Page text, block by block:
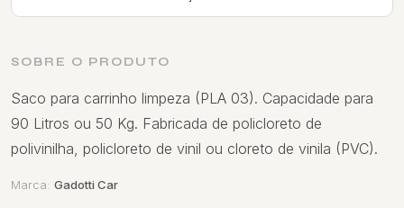
SOBRE O PRODUTO
Saco para carrinho limpeza (PLA 03). Capacidade para
90 Litros ou 50 Kg. Fabricada de policloreto de
polivinilha, policloreto de vinil ou cloreto de vinila (PVC).
Marca: Gadotti Car